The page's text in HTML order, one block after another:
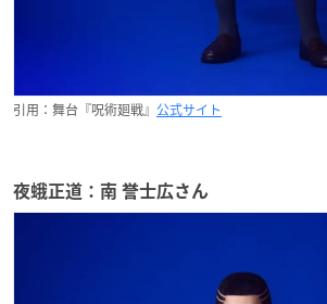
引用：舞台『呪術廻戦』 公式サイト
夜蛾正道：南 誉士広さん